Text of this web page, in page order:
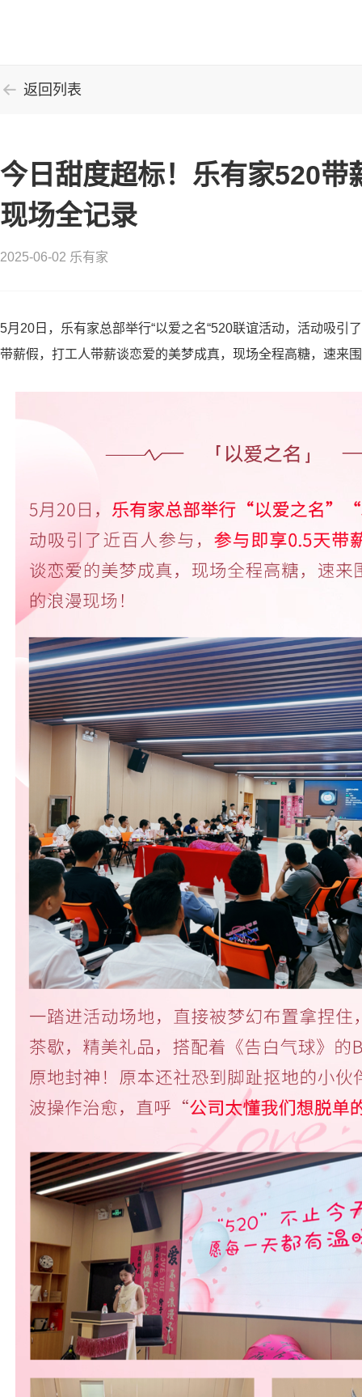
返回列表
今日甜度超标！乐有家520带
现场全记录
2025-06-02 乐有家
5月20日，乐有家总部举行“以爱之名“520联谊活动，活动吸引
带薪假，打工人带薪谈恋爱的美梦成真，现场全程高糖，速来